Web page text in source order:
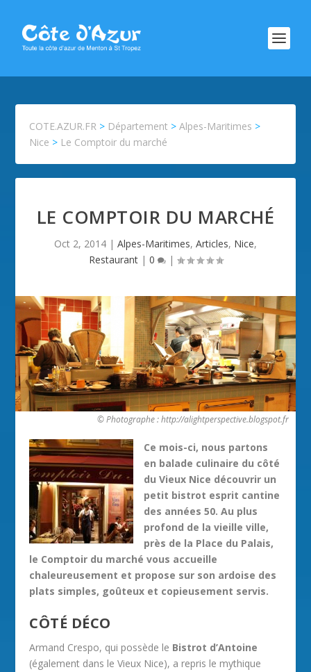
COTE.AZUR.FR > Département >Alpes-Maritimes >
Nice > Le Comptoir du marché
LE COMPTOIR DU MARCHÉ
Oct 2, 2014 | Alpes-Maritimes, Articles, Nice,
Restaurant| 0 |
© Photographe : http://alightperspective.blogspot.fr
Ce mois-ci, nous partons
en balade culinaire du côté
du Vieux Nice découvrir un
petit bistrot esprit cantine
des années 50. Au plus
profond de la vieille ville,
près de la Place du Palais,
le Comptoir du marché vous accueille
chaleureusement et propose sur son ardoise des
plats simples, goûteux et copieusement servis.
CÔTÉ DÉCO
Armand Crespo, qui possède le Bistrot d’Antoine
(également dans le Vieux Nice), a repris le mythique